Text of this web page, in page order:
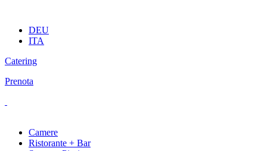
DEU
ITA
Catering
Prenota
Camere
Ristorante + Bar